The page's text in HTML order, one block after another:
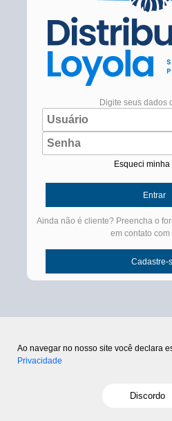
Digite seus dados
Esqueci minha
Ainda não é cliente? Preencha o
em contato com
Ao navegar no nosso site você declara
Privacidade